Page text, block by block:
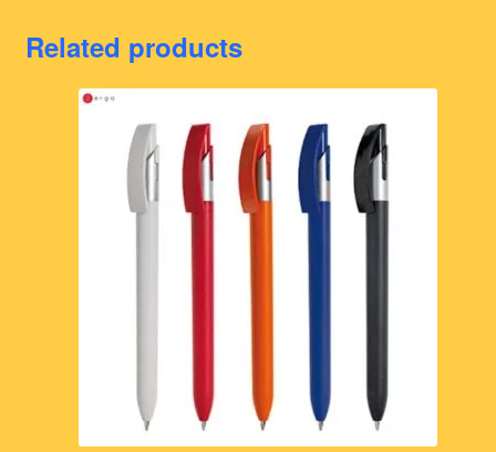
Related products